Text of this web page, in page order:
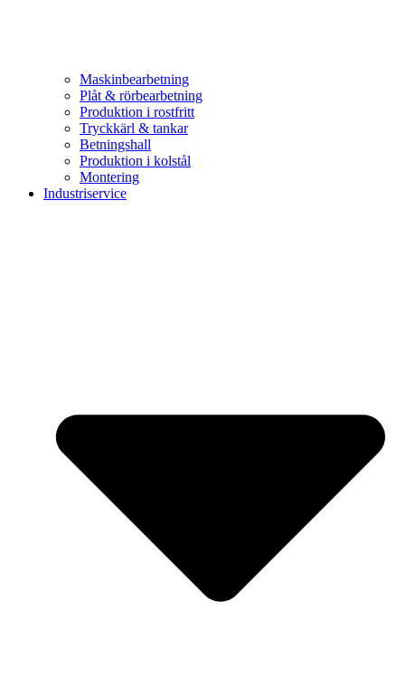
Maskinbearbetning
Plåt & rörbearbetning
Produktion i rostfritt
Tryckkärl & tankar
Betningshall
Produktion i kolstål
Montering
Industriservice